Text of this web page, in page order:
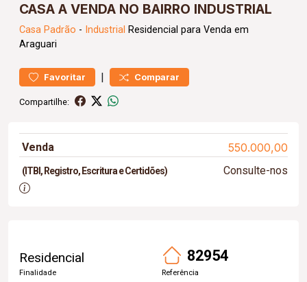
CASA A VENDA NO BAIRRO INDUSTRIAL
Casa Padrão - Industrial Residencial para Venda em
Araguari
Favoritar | Comparar
Compartilhe:
Venda 550.000,00
(ITBI, Registro, Escritura e Certidões) Consulte-nos
Residencial
Finalidade
82954
Referência